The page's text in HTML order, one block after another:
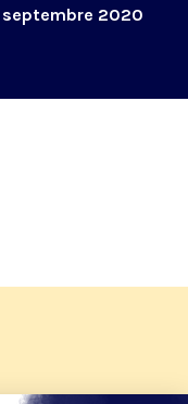
septembre 2020